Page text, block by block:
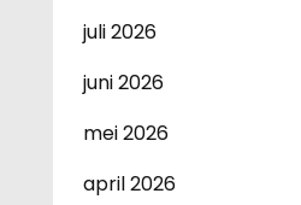
juli 2026
juni 2026
mei 2026
april 2026